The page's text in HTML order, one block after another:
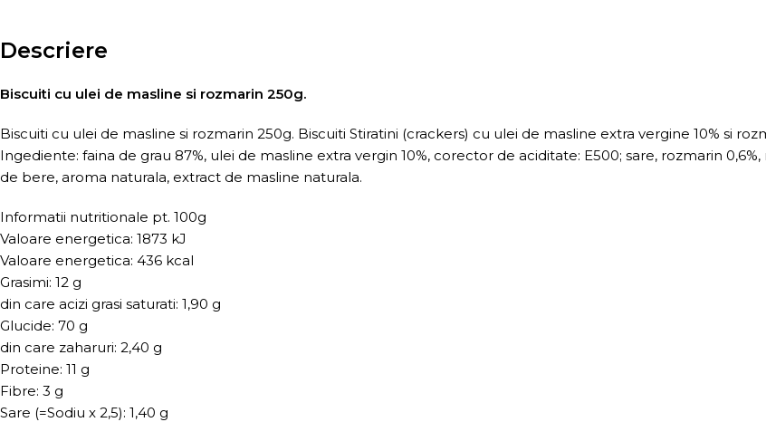
Descriere
Biscuiti cu ulei de masline si rozmarin 250g.
Biscuiti cu ulei de masline si rozmarin 250g. Biscuiti Stiratini (crackers) cu ulei de masline extra vergine 10% si
Ingediente: faina de grau 87%, ulei de masline extra vergin 10%, corector de aciditate: E500; sare, rozmarin
de bere, aroma naturala, extract de masline naturala.
Informatii nutritionale pt. 100g
Valoare energetica: 1873 kJ
Valoare energetica: 436 kcal
Grasimi: 12 g
din care acizi grasi saturati: 1,90 g
Glucide: 70 g
din care zaharuri: 2,40 g
Proteine: 11 g
Fibre: 3 g
Sare (=Sodiu x 2,5): 1,40 g